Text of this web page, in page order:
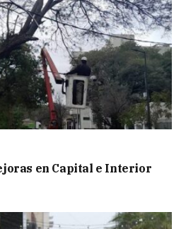
en Capital e Interior